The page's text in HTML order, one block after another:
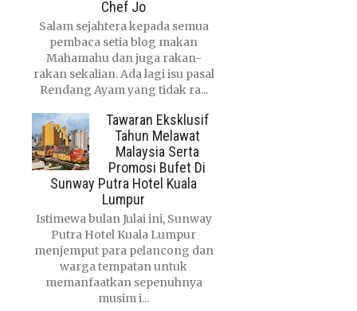
Chef Jo
Salam sejahtera kepada semua
pembaca setia blog makan
Mahamahu dan juga rakan-
rakan sekalian. Ada lagi isu pasal
Rendang Ayam yang tidak ra...
Tawaran Eksklusif
Tahun Melawat
Malaysia Serta
Promosi Bufet Di
Sunway Putra Hotel Kuala
Lumpur
Istimewa bulan Julai ini, Sunway
Putra Hotel Kuala Lumpur
menjemput para pelancong dan
warga tempatan untuk
memanfaatkan sepenuhnya
musim i...